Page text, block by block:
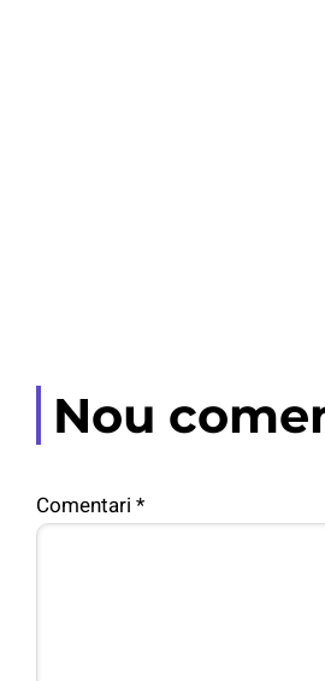
Nou
Comentari *